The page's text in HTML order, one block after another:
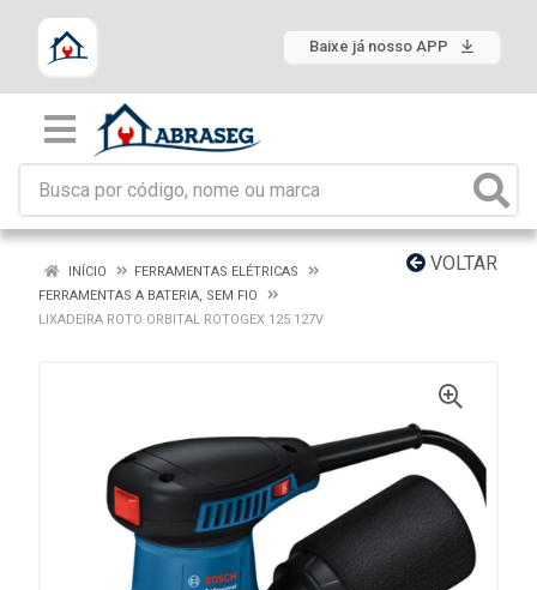
Baixe já nosso APP
VOLTAR
INÍCIO
FERRAMENTAS ELÉTRICAS
FERRAMENTAS A BATERIA, SEM FIO
LIXADEIRA ROTO ORBITAL ROTOGEX 125 127V